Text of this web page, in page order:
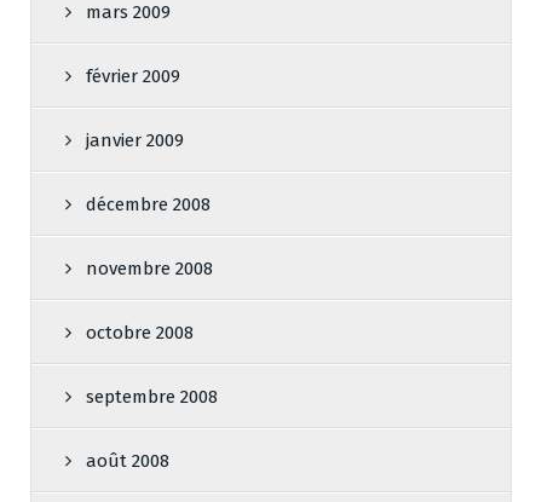
mars 2009
février 2009
janvier 2009
décembre 2008
novembre 2008
octobre 2008
septembre 2008
août 2008